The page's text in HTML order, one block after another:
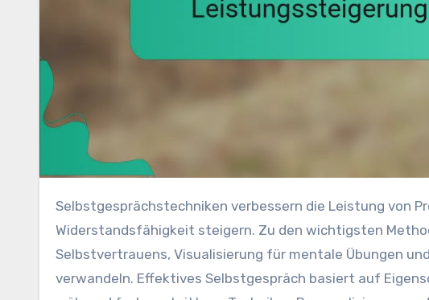
Selbstgesprächstechniken verbessern die Leistung von Profisportlern, indem sie den Fokus und die mentale
Widerstandsfähigkeit steigern. Zu den wichtigsten
Selbstvertrauens, Visualisierung für mentale Übungen
verwandeln. Effektives Selbstgespräch basiert auf